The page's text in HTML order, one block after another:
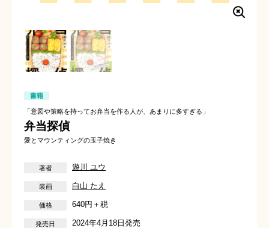
書籍
「意図や策略を持ってお弁当を作る人が、あまりに多すぎる」
弁当探偵
愛とマウンティングの玉子焼き
遊川 ユウ
白山 たえ
640円＋税
2024年4月18日発売